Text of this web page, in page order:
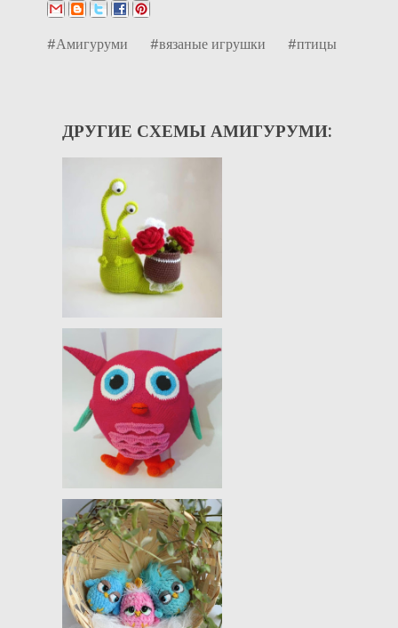
#Амигуруми #вязаные игрушки #птицы
ДРУГИЕ СХЕМЫ АМИГУРУМИ: